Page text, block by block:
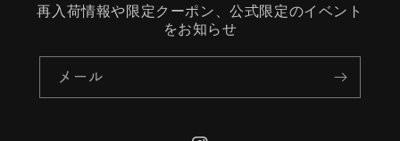
再入荷情報や限定クーポン、公式限定のイベント
をお知らせ
メール